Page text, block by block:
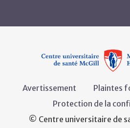
Avertissement
Plaintes
Protection de la
© Centre universitaire de